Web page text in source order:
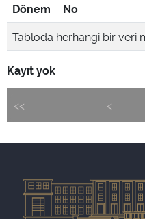
Dönem
No
Tabloda herhangi bir veri
Kayıt yok
<< <